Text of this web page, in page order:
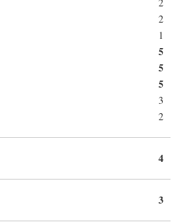
2
2
1
5
5
5
3
2
4
3